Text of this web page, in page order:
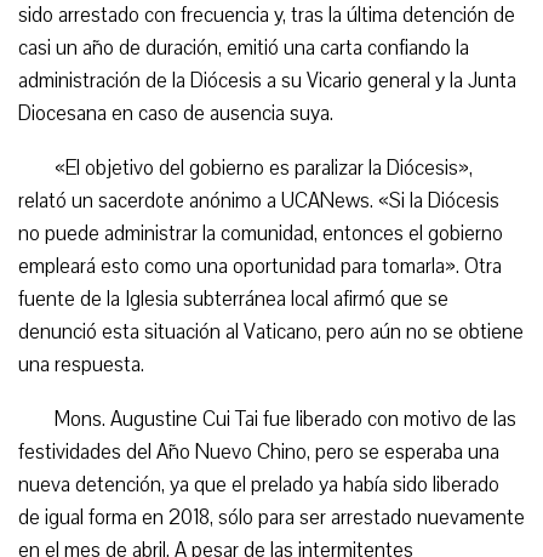
sido arrestado con frecuencia y, tras la última detención de
casi un año de duración, emitió una carta confiando la
administración de la Diócesis a su Vicario general y la Junta
Diocesana en caso de ausencia suya.
«El objetivo del gobierno es paralizar la Diócesis»,
relató un sacerdote anónimo a UCANews. «Si la Diócesis
no puede administrar la comunidad, entonces el gobierno
empleará esto como una oportunidad para tomarla». Otra
fuente de la Iglesia subterránea local afirmó que se
denunció esta situación al Vaticano, pero aún no se obtiene
una respuesta.
Mons. Augustine Cui Tai fue liberado con motivo de las
festividades del Año Nuevo Chino, pero se esperaba una
nueva detención, ya que el prelado ya había sido liberado
de igual forma en 2018, sólo para ser arrestado nuevamente
en el mes de abril. A pesar de las intermitentes